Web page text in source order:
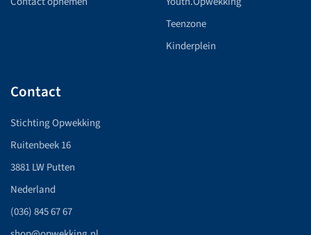
Teenzone
Kinderplein
Contact
Stichting Opwekking
Ruitenbeek 16
3881 LW Putten
Nederland
(036) 845 67 67